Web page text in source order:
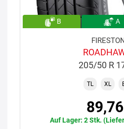
B A
205/50 R
TL XL
Auf Lager: 2 Stk.